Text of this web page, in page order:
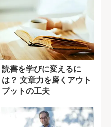
読書を学びに変えるに
は？ 文章力を磨くアウト
プットの工夫